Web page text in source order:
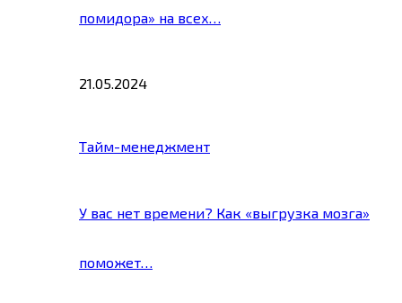
помидора» на всех…
21.05.2024
Тайм-менеджмент
У вас нет времени? Как «выгрузка мозга»
поможет…